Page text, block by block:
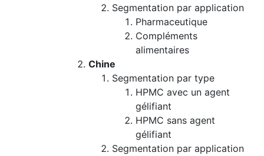
Segmentation par application
Pharmaceutique
Compléments
alimentaires
Chine
Segmentation par type
HPMC avec un agent
gélifiant
HPMC sans agent
gélifiant
Segmentation par application